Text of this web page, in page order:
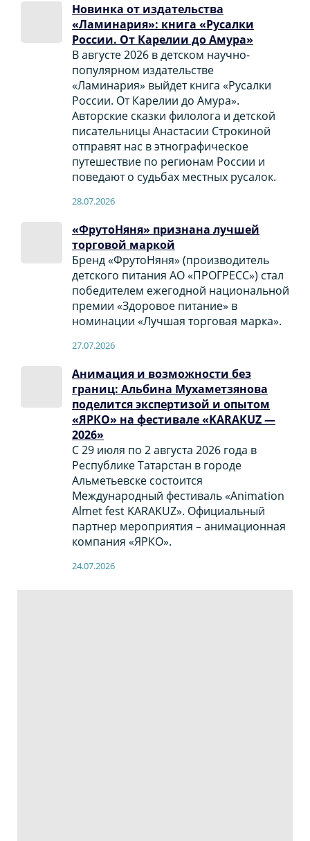
Новинка от издательства
«Ламинария»: книга «Русалки
России. От Карелии до Амура»
В августе 2026 в детском научно-
популярном издательстве
«Ламинария» выйдет книга «Русалки
России. От Карелии до Амура».
Авторские сказки филолога и детской
писательницы Анастасии Строкиной
отправят нас в этнографическое
путешествие по регионам России и
поведают о судьбах местных русалок.
28.07.2026
«ФрутоНяня» признана лучшей
торговой маркой
Бренд «ФрутоНяня» (производитель
детского питания АО «ПРОГРЕСС») стал
победителем ежегодной национальной
премии «Здоровое питание» в
номинации «Лучшая торговая марка».
27.07.2026
Анимация и возможности без
границ: Альбина Мухаметзянова
поделится экспертизой и опытом
«ЯРКО» на фестивале «KARAKUZ —
2026»
С 29 июля по 2 августа 2026 года в
Республике Татарстан в городе
Альметьевске состоится
Международный фестиваль «Animation
Almet fest KARAKUZ». Официальный
партнер мероприятия – анимационная
компания «ЯРКО».
24.07.2026